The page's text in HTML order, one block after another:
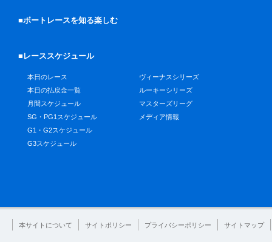
■ボートレースを知る楽しむ
■レーススケジュール
本日のレース
本日の払戻金一覧
月間スケジュール
SG・PG1スケジュール
G1・G2スケジュール
G3スケジュール
ヴィーナスシリーズ
ルーキーシリーズ
マスターズリーグ
メディア情報
本サイトについて サイトポリシー プライバシーポリシー サイトマップ